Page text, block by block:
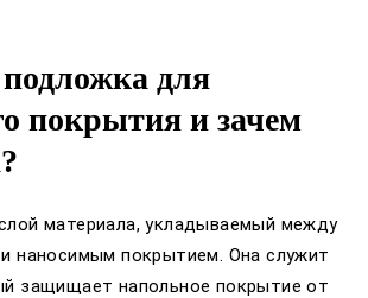
для
покрытия и зачем
материала, укладываемый между
наносимым покрытием. Она служит
защищает напольное покрытие от